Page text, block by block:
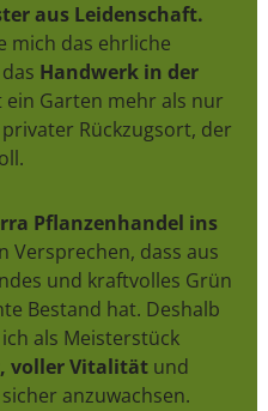
aus Leidenschaft.
mich das ehrliche
Handwerk in der
ein Garten mehr als nur
Rückzugsort, der
Pflanzenhandel ins
Versprechen, dass aus
und kraftvolles Grün
Bestand hat. Deshalb
als Meisterstück
voller Vitalitätund
anzuwachsen.